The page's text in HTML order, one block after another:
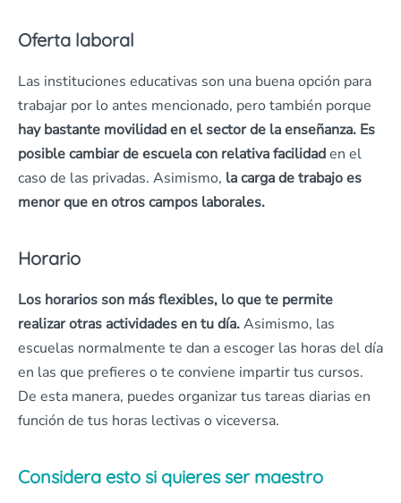
Oferta laboral
Las instituciones educativas son una buena opción para
trabajar por lo antes mencionado, pero también porque
hay bastante movilidad en el sector de la enseñanza. Es
posible cambiar de escuela con relativa facilidaden el
caso de las privadas. Asimismo, la carga de trabajo es
menor que en otros campos laborales.
Horario
Los horarios son más flexibles, lo que te permite
realizar otras actividades en tu día.Asimismo, las
escuelas normalmente te dan a escoger las horas del día
en las que prefieres o te conviene impartir tus cursos.
De esta manera, puedes organizar tus tareas diarias en
función de tus horas lectivas o viceversa.
Considera esto si quieres ser maestro